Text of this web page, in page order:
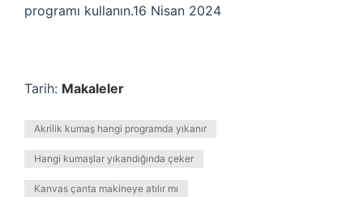
programı kullanın.16 Nisan 2024
Tarih: Makaleler
Akrilik kumaş hangi programda yıkanır
Hangi kumaşlar yıkandığında çeker
Kanvas çanta makineye atılır mı